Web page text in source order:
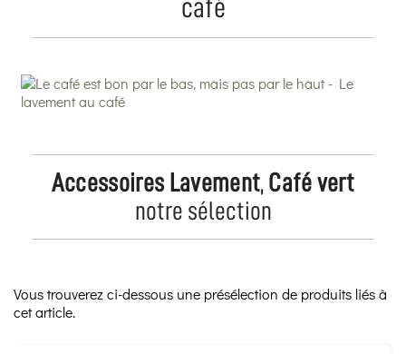
café
Accessoires Lavement, Café vert
notre sélection
Vous trouverez ci-dessous une présélection de produits liés à
cet article.